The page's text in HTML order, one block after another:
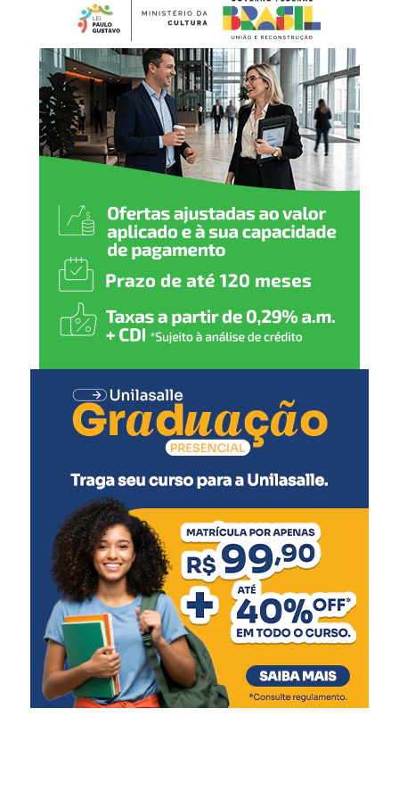
BCG (dose única)
Hepatite B (1ªdose)
2 meses
Pentavalente (1ª dose)
Pólio (1ª dose)
Pneumocócica (1ª dose)
Rotavírus (1ª dose)
3 meses
Meningocócica C (1ª dose)
4 meses:
Pentavalente (2ª dose)
Pólio (2ª dose)
Pneumocócica (2ª dose)
5 meses:
Meningocócica C (2ª dose)
6 meses:
Pentavalente (3ª dose)
Pólio (3ª dose)
Influenza
Covid-19 (1ª dose)
conforme previsto na legislação. Durante esse período, os
produtos ficam impedidos de serem vendidos ou
utilizados até que a situação seja avaliada.